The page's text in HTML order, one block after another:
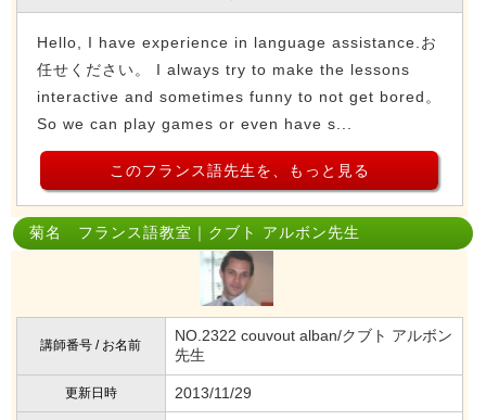
Hello, I have experience in language assistance.お
任せください。 I always try to make the lessons
interactive and sometimes funny to not get bored。
So we can play games or even have s...
このフランス語先生を、もっと見る
菊名 フランス語教室｜クブト アルボン先生
講師番号 / お名前
NO.2322 couvout alban/クブト アルボン
先生
更新日時 2013/11/29